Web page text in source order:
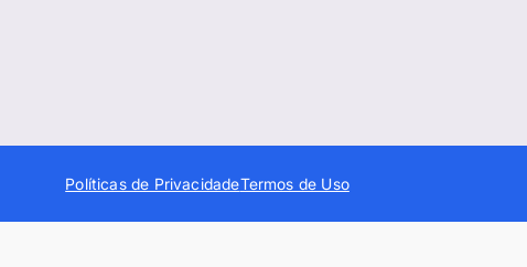
Políticas de PrivacidadeTermos de Uso